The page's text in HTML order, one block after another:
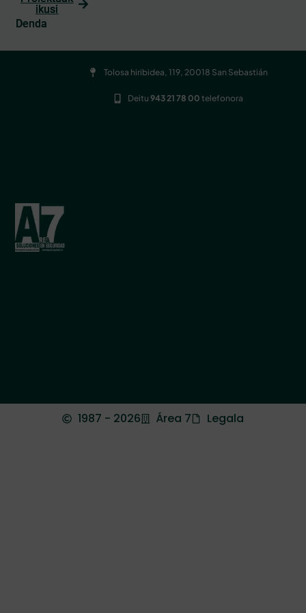
ikusi
Denda
Tolosa hiribidea, 119, 20018 San Sebastián
Deitu943 21 78 00 telefonora
1987 - 2026 Área 7 Legala